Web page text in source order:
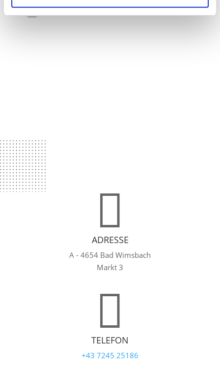

ADRESSE
A - 4654 Bad Wimsbach
Markt 3

TELEFON
+43 7245 25186